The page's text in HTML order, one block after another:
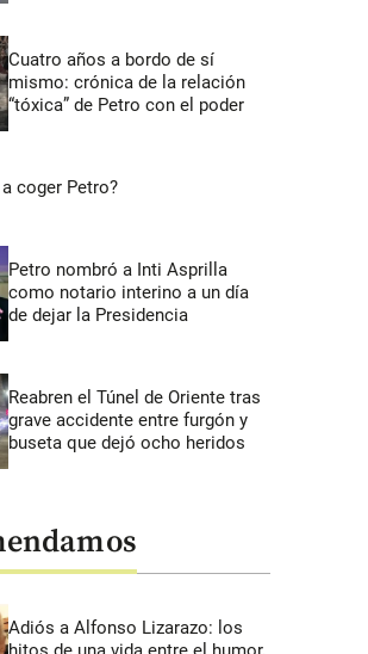
Cuatro años a bordo de sí
mismo: crónica de la relación
“tóxica” de Petro con el poder
coger Petro?
Petro nombró a Inti Asprilla
como notario interino a un día
de dejar la Presidencia
Reabren el Túnel de Oriente tras
grave accidente entre furgón y
buseta que dejó ocho heridos
Adiós a Alfonso Lizarazo: los